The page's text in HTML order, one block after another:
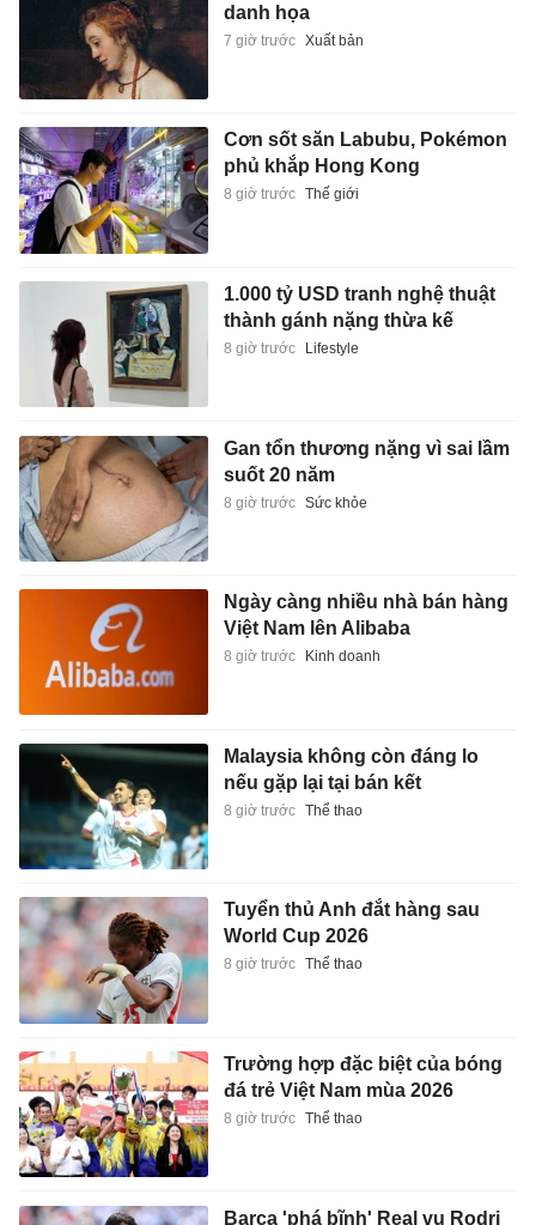
danh họa
7 giờ trước Xuất bản
Cơn sốt săn Labubu, Pokémon
phủ khắp Hong Kong
8 giờ trước Thế giới
1.000 tỷ USD tranh nghệ thuật
thành gánh nặng thừa kế
8 giờ trước Lifestyle
Gan tổn thương nặng vì sai lầm
suốt 20 năm
8 giờ trước Sức khỏe
Ngày càng nhiều nhà bán hàng
Việt Nam lên Alibaba
8 giờ trước Kinh doanh
Malaysia không còn đáng lo
nếu gặp lại tại bán kết
8 giờ trước Thể thao
Tuyển thủ Anh đắt hàng sau
World Cup 2026
8 giờ trước Thể thao
Trường hợp đặc biệt của bóng
đá trẻ Việt Nam mùa 2026
8 giờ trước Thể thao
Barca 'phá bĩnh' Real vụ Rodri